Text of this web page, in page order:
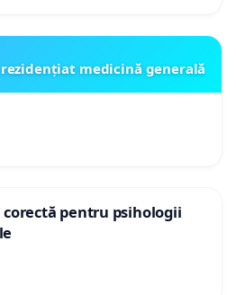
medicină generală
pentru psihologii